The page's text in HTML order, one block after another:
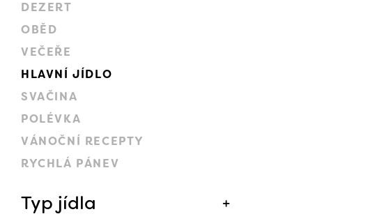
DEZERT
OBĚD
VEČEŘE
HLAVNÍ JÍDLO
SVAČINA
POLÉVKA
VÁNOČNÍ RECEPTY
RYCHLÁ PÁNEV
Typ jídla